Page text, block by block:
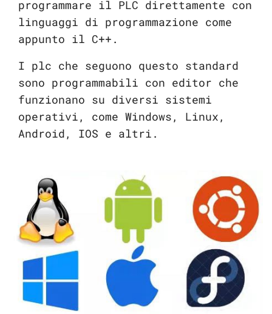
programmare il PLC direttamente con
linguaggi di programmazione come
appunto il C++.
I plc che seguono questo standard
sono programmabili con editor che
funzionano su diversi sistemi
operativi, come Windows, Linux,
Android, IOS e altri.